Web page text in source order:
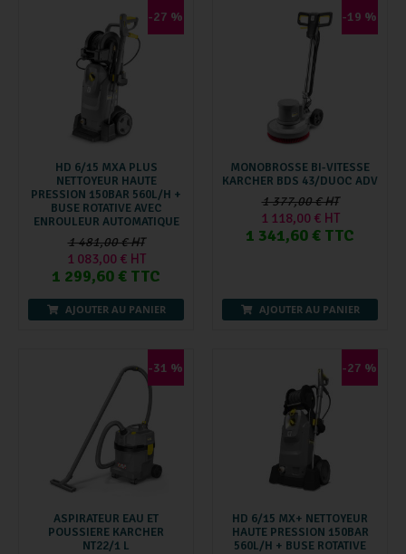
-27 %
HD 6/15 MXA PLUS
NETTOYEUR HAUTE
PRESSION 150BAR 560L/H +
BUSE ROTATIVE AVEC
ENROULEUR AUTOMATIQUE
1 481,00 € HT
1 083,00 € HT
1 299,60 € TTC
AJOUTER AU PANIER
-19 %
MONOBROSSE BI-VITESSE
KARCHER BDS 43/DUOC ADV
1 377,00 € HT
1 118,00 € HT
1 341,60 € TTC
AJOUTER AU PANIER
-31 %
ASPIRATEUR EAU ET
POUSSIERE KARCHER
NT22/1 L
-27 %
HD 6/15 MX+ NETTOYEUR
HAUTE PRESSION 150BAR
560L/H + BUSE ROTATIVE